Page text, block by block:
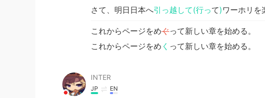
さて、明日日本へ引っ越して(行って) ワーホリを
これからページをめぐって新しい章を始める。
これからページをめ く って新しい章を始める。
INTER
JP EN